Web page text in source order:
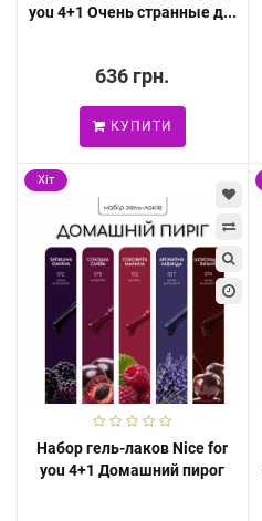
you 4+1 Очень странные д...
636 грн.
КУПИТИ
Хіт
Набор гель-лаков Nice for
you 4+1 Домашний пирог